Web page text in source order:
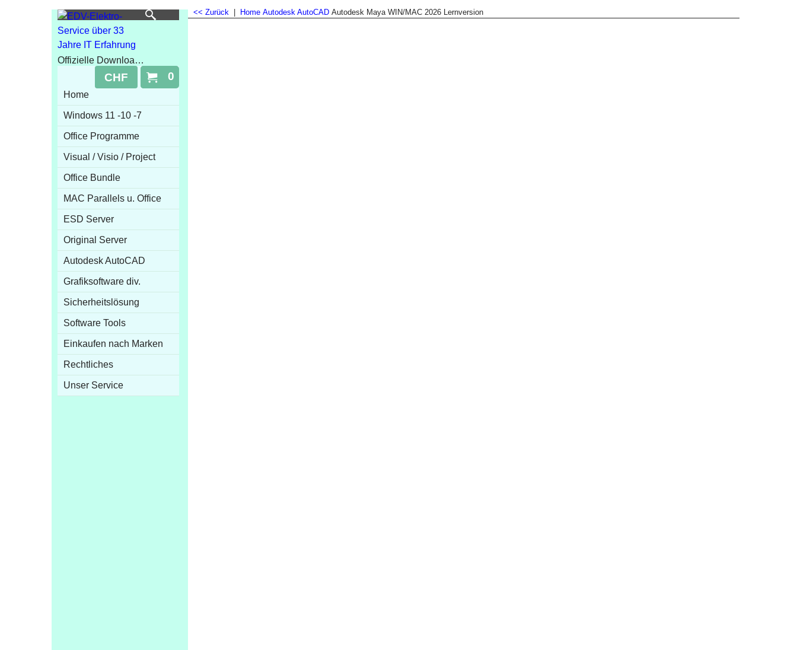
Offizielle Downloads 100% Online Aktivierung
0
CHF
Home
Windows 11 -10 -7
Office Programme
Visual / Visio / Project
Office Bundle
MAC Parallels u. Office
ESD Server
Original Server
Autodesk AutoCAD
Grafiksoftware div.
Sicherheitslösung
Software Tools
Einkaufen nach Marken
Rechtliches
Unser Service
<< Zurück Home Autodesk AutoCAD Autodesk Maya WIN/MAC 2026 Lernversion